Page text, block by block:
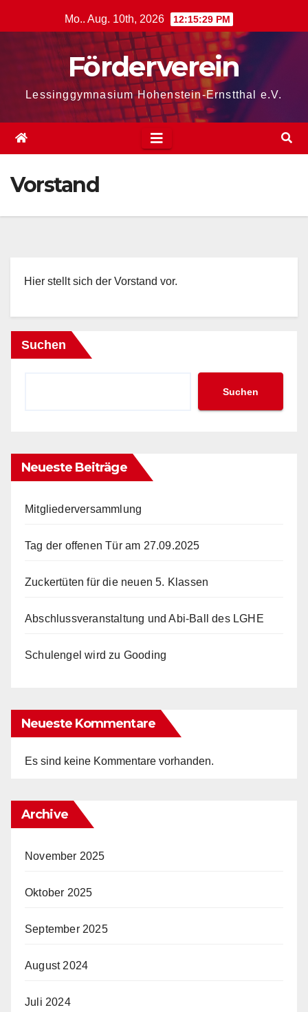
Inhalt
Mo.. Aug. 10th, 2026 12:15:30 PM
Förderverein
Lessinggymnasium Hohenstein-Ernstthal e.V.
Vorstand
Hier stellt sich der Vorstand vor.
Suchen
Suchen
Neueste Beiträge
Mitgliederversammlung
Tag der offenen Tür am 27.09.2025
Zuckertüten für die neuen 5. Klassen
Abschlussveranstaltung und Abi-Ball des LGHE
Schulengel wird zu Gooding
Neueste Kommentare
Es sind keine Kommentare vorhanden.
Archive
November 2025
Oktober 2025
September 2025
August 2024
Juli 2024